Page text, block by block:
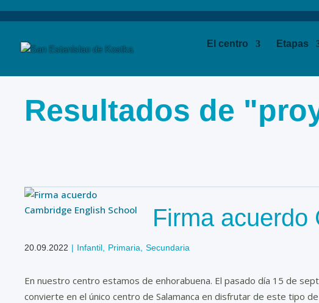
El centro Etapas
Resultados de
Firma acuerdo
20.09.2022 | Infantil Primaria Secundaria
En nuestro centro estamos de enhorabuena. El pasado día 15 de
convierte en el único centro de Salamanca en disfrutar de este tipo de